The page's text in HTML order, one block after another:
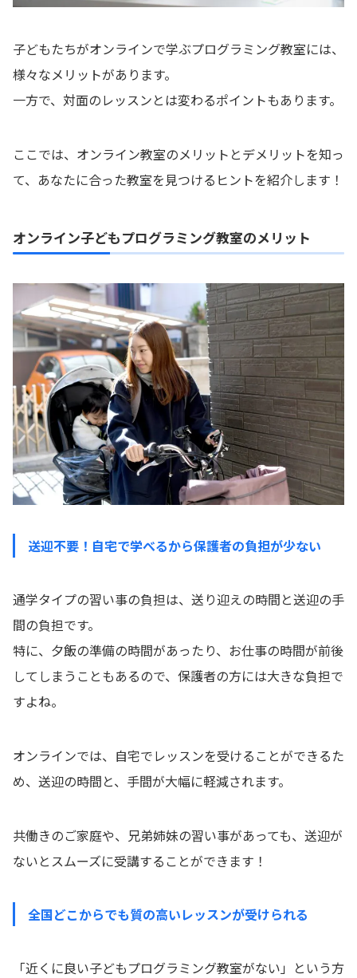
子どもたちがオンラインで学ぶプログラミング教室には、
様々なメリットがあります。
一方で、対面のレッスンとは変わるポイントもあります。
ここでは、オンライン教室のメリットとデメリットを知っ
て、あなたに合った教室を見つけるヒントを紹介します！
オンライン子どもプログラミング教室のメリット
送迎不要！自宅で学べるから保護者の負担が少ない
通学タイプの習い事の負担は、送り迎えの時間と送迎の手
間の負担です。
特に、夕飯の準備の時間があったり、お仕事の時間が前後
してしまうこともあるので、保護者の方には大きな負担で
すよね。
オンラインでは、自宅でレッスンを受けることができるた
め、送迎の時間と、手間が大幅に軽減されます。
共働きのご家庭や、兄弟姉妹の習い事があっても、送迎が
ないとスムーズに受講することができます！
全国どこからでも質の高いレッスンが受けられる
「近くに良い子どもプログラミング教室がない」という方